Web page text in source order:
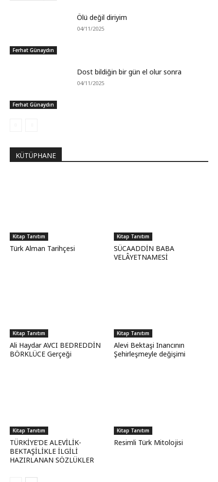
Ferhat Günaydın
Ölü değil diriyim
04/11/2025
Ferhat Günaydın
Dost bildiğin bir gün el olur sonra
04/11/2025
KÜTÜPHANE
Kitap Tanıtım
Türk Alman Tarihçesi
Kitap Tanıtım
SÜCAADDİN BABA
VELÂYETNAMESİ
Kitap Tanıtım
Ali Haydar AVCI BEDREDDİN
BÖRKLÜCE Gerçeği
Kitap Tanıtım
Alevi Bektaşi Inancının
Şehirleşmeyle değişimi
Kitap Tanıtım
TÜRKİYE’DE ALEVİLİK-
BEKTAŞİLİKLE İLGİLİ
HAZIRLANAN SÖZLÜKLER
Kitap Tanıtım
Resimli Türk Mitolojisi